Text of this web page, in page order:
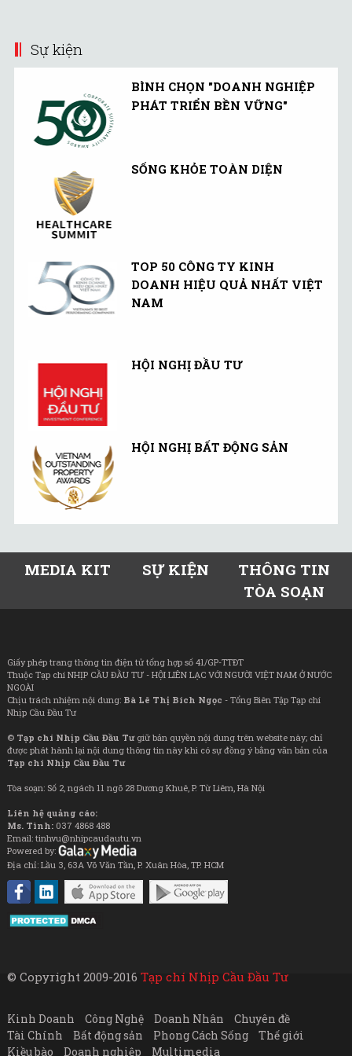
Sự kiện
BÌNH CHỌN "DOANH NGHIỆP
PHÁT TRIỂN BỀN VỮNG"
SỐNG KHỎE TOÀN DIỆN
TOP 50 CÔNG TY KINH
DOANH HIỆU QUẢ NHẤT VIỆT
NAM
HỘI NGHỊ ĐẦU TƯ
HỘI NGHỊ BẤT ĐỘNG SẢN
MEDIA KIT SỰ KIỆN
THÔNG TIN
TÒA SOẠN
Giấy phép trang thông tin điện tử tổng hợp số 41/GP-TTĐT
Thuộc Tạp chí NHỊP CẦU ĐẦU TƯ - HỘI LIÊN LẠC VỚI NGƯỜI VIỆT NAM Ở NƯỚC
NGOÀI
Chịu trách nhiệm nội dung: Bà Lê Thị Bích Ngọc - Tổng Biên Tập Tạp chí
Nhịp Cầu Đầu Tư
© Tạp chí Nhịp Cầu Đầu Tưgiữ bản quyền nội dung trên website này; chỉ
được phát hành lại nội dung thông tin này khi có sự đồng ý bằng văn bản của
Tạp chí Nhịp Cầu Đầu Tư
Tòa soạn: Số 2, ngách 11 ngõ 28 Dương Khuê, P. Từ Liêm, Hà Nội
Liên hệ quảng cáo:
Ms. Tình: 037 4868 488
Email: tinhvu@nhipcaudautu.vn
Powered by:
Địa chỉ: Lầu 3, 63A Võ Văn Tần, P. Xuân Hòa, TP. HCM
© Copyright 2009-2016 Tạp chí Nhịp Cầu Đầu Tư
Kinh Doanh Công Nghệ Doanh Nhân
Chuyên đề
Tài Chính
Bất động sản Phong Cách Sống
Thế giới
Kiều bào
Doanh nghiệp Multimedia